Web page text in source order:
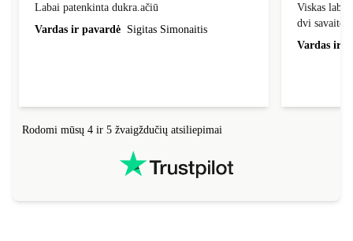
Labai patenkinta dukra.ačiū
Labai patenkinta dukra.ačiū
Viskas
dvi
Rodomi mūsų 4 ir 5 žvaigždučių atsiliepimai